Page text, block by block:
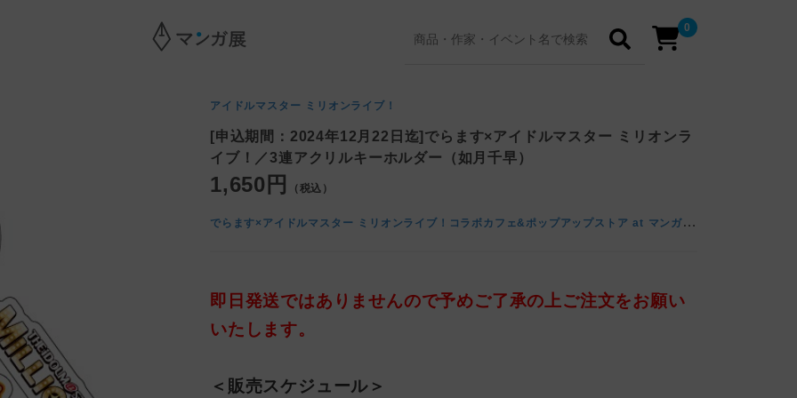
0
アイドルマスター ミリオンライブ！
[申込期間：2024年12月22日迄]でらます×アイドルマスター ミリオンラ
イブ！／3連アクリルキーホルダー（如月千早）
1,650円 （税込）
で
らます×アイドルマスター ミリオンライブ！コラボカフェ&ポップアップストア at マンガ展 名古屋
即日発送ではありませんので予めご了承の上ご注文をお願い
いたします。
＜販売スケジュール＞